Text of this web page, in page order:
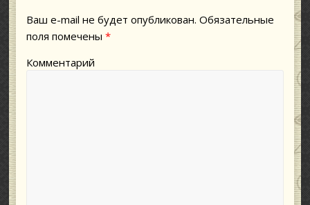
Ваш e-mail не будет опубликован. Обязательные
поля помечены*
Комментарий